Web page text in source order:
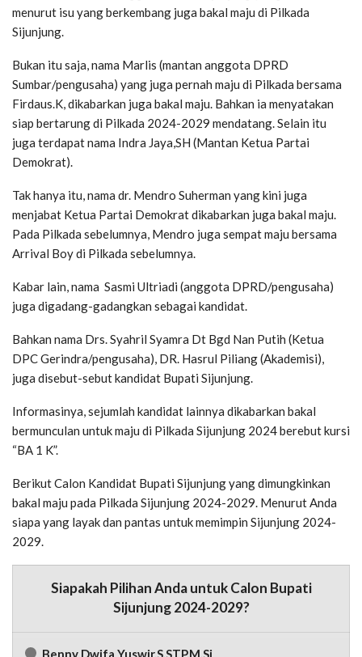
menurut isu yang berkembang juga bakal maju di Pilkada
Sijunjung.
Bukan itu saja, nama Marlis (mantan anggota DPRD
Sumbar/pengusaha) yang juga pernah maju di Pilkada bersama
Firdaus.K, dikabarkan juga bakal maju. Bahkan ia menyatakan
siap bertarung di Pilkada 2024-2029 mendatang. Selain itu
juga terdapat nama Indra Jaya,SH (Mantan Ketua Partai
Demokrat).
Tak hanya itu, nama dr. Mendro Suherman yang kini juga
menjabat Ketua Partai Demokrat dikabarkan juga bakal maju.
Pada Pilkada sebelumnya, Mendro juga sempat maju bersama
Arrival Boy di Pilkada sebelumnya.
Kabar lain, nama Sasmi Ultriadi (anggota DPRD/pengusaha)
juga digadang-gadangkan sebagai kandidat.
Bahkan nama Drs. Syahril Syamra Dt Bgd Nan Putih (Ketua
DPC Gerindra/pengusaha), DR. Hasrul Piliang (Akademisi),
juga disebut-sebut kandidat Bupati Sijunjung.
Informasinya, sejumlah kandidat lainnya dikabarkan bakal
bermunculan untuk maju di Pilkada Sijunjung 2024 berebut kursi
“BA 1 K”.
Berikut Calon Kandidat Bupati Sijunjung yang dimungkinkan
bakal maju pada Pilkada Sijunjung 2024-2029. Menurut Anda
siapa yang layak dan pantas untuk memimpin Sijunjung 2024-
2029.
Siapakah Pilihan Anda untuk Calon Bupati
Sijunjung 2024-2029?
Benny Dwifa Yuswir,S.STP,M.Si